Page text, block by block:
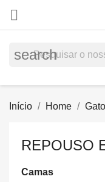

search
Início Home Gato
REPOUSO
Camas